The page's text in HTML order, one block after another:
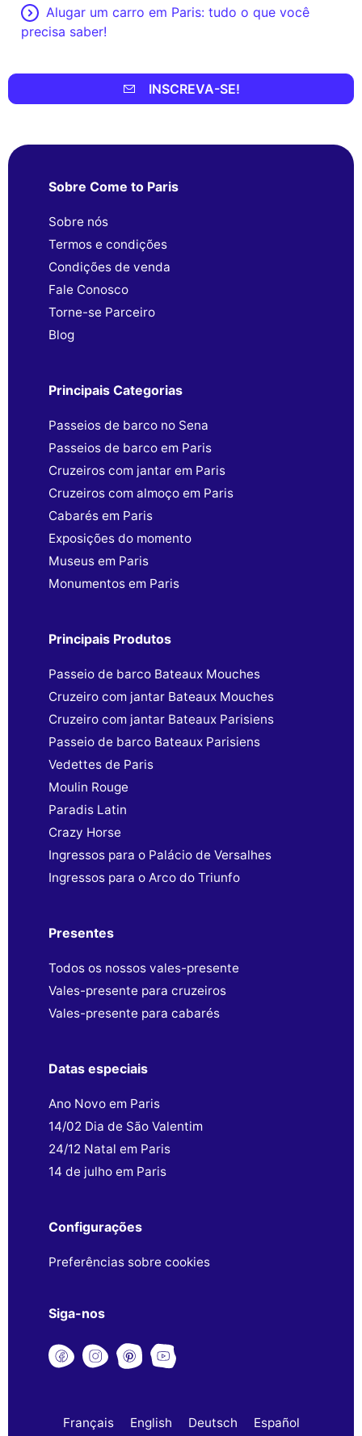
Alugar um carro em Paris: tudo o que você
precisa saber!
INSCREVA-SE!
Sobre Come to Paris
Sobre nós
Termos e condições
Condições de venda
Fale Conosco
Torne-se Parceiro
Blog
Principais Categorias
Passeios de barco no Sena
Passeios de barco em Paris
Cruzeiros com jantar em Paris
Cruzeiros com almoço em Paris
Cabarés em Paris
Exposições do momento
Museus em Paris
Monumentos em Paris
Principais Produtos
Passeio de barco Bateaux Mouches
Cruzeiro com jantar Bateaux Mouches
Cruzeiro com jantar Bateaux Parisiens
Passeio de barco Bateaux Parisiens
Vedettes de Paris
Moulin Rouge
Paradis Latin
Crazy Horse
Ingressos para o Palácio de Versalhes
Ingressos para o Arco do Triunfo
Presentes
Todos os nossos vales-presente
Vales-presente para cruzeiros
Vales-presente para cabarés
Datas especiais
Ano Novo em Paris
14/02 Dia de São Valentim
24/12 Natal em Paris
14 de julho em Paris
Configurações
Preferências sobre cookies
Siga-nos
Français English Deutsch Español